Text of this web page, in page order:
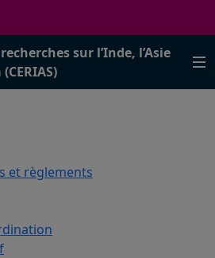
sur l’Inde, l’Asie
et règlements